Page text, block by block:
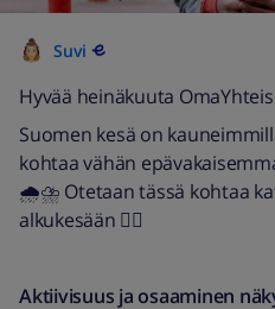
Suvi
Hyvää heinäkuuta
Suomen kesä on
kohtaa vähän
🌧⛈ Otetaan tässä kohtaa
alkukesään 🕵🏻
Aktiivisuus ja osaaminen